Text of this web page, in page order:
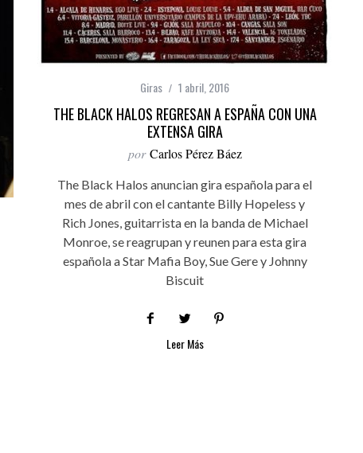
Giras 1 abril, 2016
THE BLACK HALOS REGRESAN A ESPAÑA CON UNA
EXTENSA GIRA
por Carlos Pérez Báez
The Black Halos anuncian gira española para el
mes de abril con el cantante Billy Hopeless y
Rich Jones, guitarrista en la banda de Michael
Monroe, se reagrupan y reunen para esta gira
española a Star Mafia Boy, Sue Gere y Johnny
Biscuit
Leer Más